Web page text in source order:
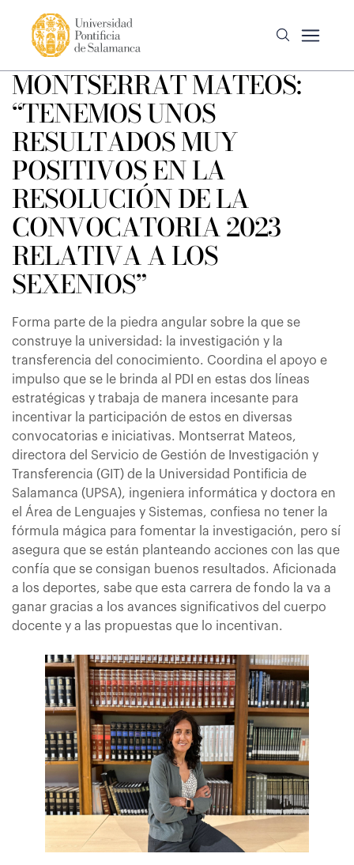
MONTSERRAT MATEOS:
“TENEMOS UNOS
RESULTADOS MUY
POSITIVOS EN LA
RESOLUCIÓN DE LA
CONVOCATORIA 2023
RELATIVA A LOS
SEXENIOS”
Forma parte de la piedra angular sobre la que se
construye la universidad: la investigación y la
transferencia del conocimiento. Coordina el apoyo e
impulso que se le brinda al PDI en estas dos líneas
estratégicas y trabaja de manera incesante para
incentivar la participación de estos en diversas
convocatorias e iniciativas. Montserrat Mateos,
directora del Servicio de Gestión de Investigación y
Transferencia (GIT) de la Universidad Pontificia de
Salamanca (UPSA), ingeniera informática y doctora en
el Área de Lenguajes y Sistemas, confiesa no tener la
fórmula mágica para fomentar la investigación, pero sí
asegura que se están planteando acciones con las que
confía que se consigan buenos resultados. Aficionada
a los deportes, sabe que esta carrera de fondo la va a
ganar gracias a los avances significativos del cuerpo
docente y a las propuestas que lo incentivan.